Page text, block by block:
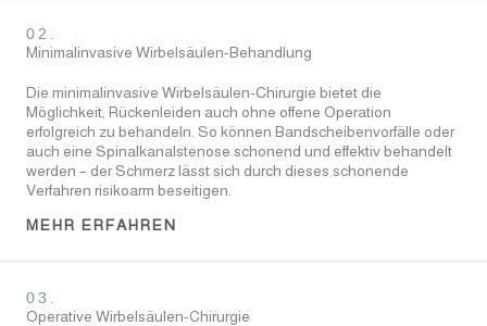
02.
Minimalinvasive Wirbelsäulen-Behandlung
Die minimalinvasive Wirbelsäulen-Chirurgie bietet die
Möglichkeit, Rückenleiden auch ohne offene Operation
erfolgreich zu behandeln. So können Bandscheibenvorfälle oder
auch eine Spinalkanalstenose schonend und effektiv behandelt
werden – der Schmerz lässt sich durch dieses schonende
Verfahren risikoarm beseitigen.
MEHR ERFAHREN
03.
Operative Wirbelsäulen-Chirurgie